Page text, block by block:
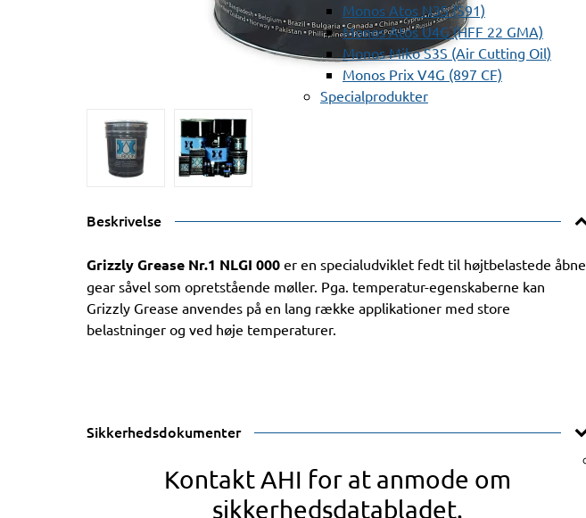
Monos Atos N3S (S91)
Monos Atos U4G (HFF 22 GMA)
Monos Miko S3S (Air Cutting Oil)
Monos Prix V4G (897 CF)
Specialprodukter
Beskrivelse
Grizzly Grease Nr.1 NLGI 000 er en specialudviklet fedt til højtbelastede åbne
gear såvel som opretstående møller. Pga. temperatur-egenskaberne kan
Grizzly Grease anvendes på en lang række applikationer med store
belastninger og ved høje temperaturer.
Sikkerhedsdokumenter
Kontakt AHI for at anmode om
sikkerhedsdatabladet.